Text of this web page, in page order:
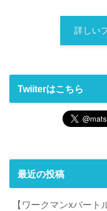
詳しい
Twiiterはこちら
最近の投稿
【ワークマンxバー